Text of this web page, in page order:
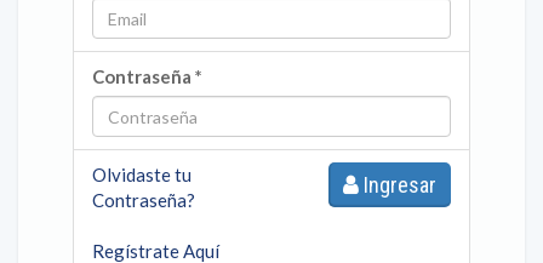
Contraseña *
Olvidaste tu
Contraseña?
Regístrate Aquí
Ingresar